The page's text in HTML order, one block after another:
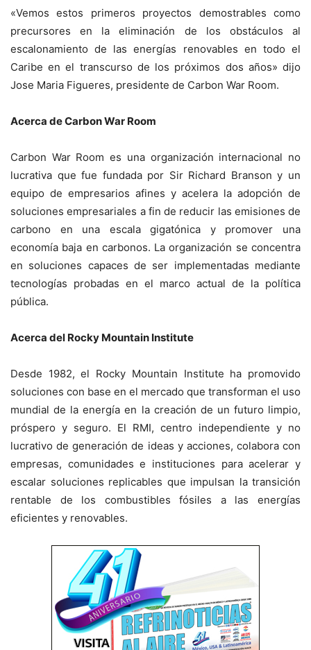
«Vemos estos primeros proyectos demostrables como
precursores en la eliminación de los obstáculos al
escalonamiento de las energías renovables en todo el
Caribe en el transcurso de los próximos dos años» dijo
Jose Maria Figueres, presidente de Carbon War Room.
Acerca de Carbon War Room
Carbon War Room es una organización internacional no
lucrativa que fue fundada por Sir Richard Branson y un
equipo de empresarios afines y acelera la adopción de
soluciones empresariales a fin de reducir las emisiones de
carbono en una escala gigatónica y promover una
economía baja en carbonos. La organización se concentra
en soluciones capaces de ser implementadas mediante
tecnologías probadas en el marco actual de la política
pública.
Acerca del Rocky Mountain Institute
Desde 1982, el Rocky Mountain Institute ha promovido
soluciones con base en el mercado que transforman el uso
mundial de la energía en la creación de un futuro limpio,
próspero y seguro. El RMI, centro independiente y no
lucrativo de generación de ideas y acciones, colabora con
empresas, comunidades e instituciones para acelerar y
escalar soluciones replicables que impulsan la transición
rentable de los combustibles fósiles a las energías
eficientes y renovables.